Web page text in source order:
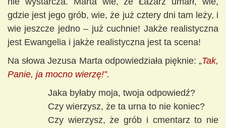
gdzie jest jego grób, wie, że już cztery dni tam leży, i
wie jeszcze jedno – już cuchnie! Jakże realistyczna
jest Ewangelia i jakże realistyczna jest ta scena!
Na słowa Jezusa Marta odpowiedziała pięknie: „Tak,
Panie, ja mocno wierzę!”.
Jaka byłaby moja, twoja odpowiedź?
Czy wierzysz, że ta urna to nie koniec?
Czy wierzysz, że grób i cmentarz to nie